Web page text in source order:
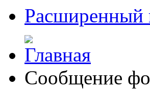
Расширенный
Сообщение